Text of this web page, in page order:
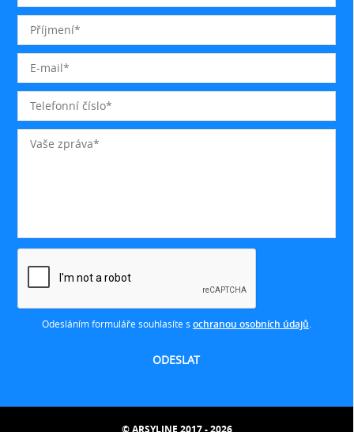
Odesláním formuláře souhlasíte s ochranou osobních údajů
© ARSYLINE 2017 - 2026